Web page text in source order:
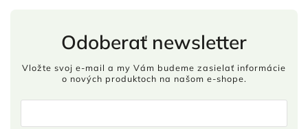
Odoberať newsletter
Vložte svoj e-mail a my Vám budeme zasielať informácie
o nových produktoch na našom e-shope.